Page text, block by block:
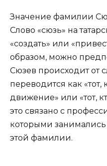
Значение фамилии
Слово «сюзь» на
«создать» или
образом, можно
Сюзев происходит от
переводится как «тот,
движение» или «тот,
это связано с
которыми
этой фамилии.